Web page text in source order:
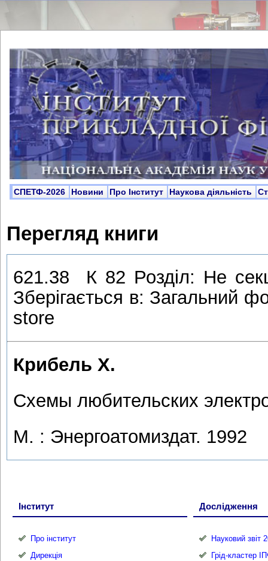
СПЕТФ-2026 Новини Про Інститут Наукова діяльність
Перегляд книги
621.38 К 82 Розділ: Не
Зберігається в: Загальний
store
Крибель Х.
Схемы любительских
М. : Энергоатомиздат. 1992
Інститут
Про інститут
Дирекція
Дослідження
Науковий звіт
Грід-кластер